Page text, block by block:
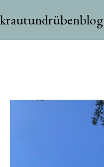
Inhalt
krautundrübenblog